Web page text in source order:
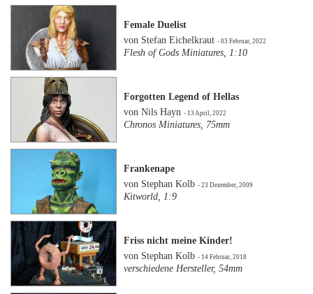
Female Duelist
von Stefan Eichelkraut- 03 Februar, 2022
Flesh of Gods Miniatures, 1:10
Forgotten Legend of Hellas
von Nils Hayn- 13 April, 2022
Chronos Miniatures, 75mm
Frankenape
von Stephan Kolb- 23 Dezember, 2009
Kitworld, 1:9
Friss nicht meine Kinder!
von Stephan Kolb- 14 Februar, 2018
verschiedene Hersteller, 54mm